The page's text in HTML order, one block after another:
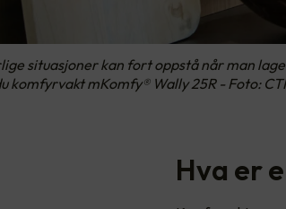
situasjoner kan fort oppstå når man
komfyrvakt mKomfy® Wally 25R - Foto:
Hva er